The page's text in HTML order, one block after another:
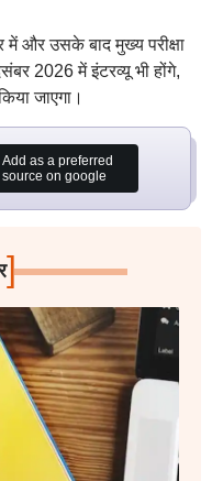
में और उसके बाद मुख्य परीक्षा
2026 में इंटरव्यू भी होंगे,
जाएगा।
Add as a preferred
source on google
]